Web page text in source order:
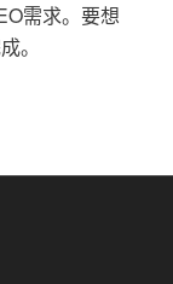
需求。要想
。